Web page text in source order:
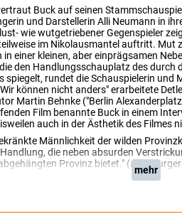
Buck auf seinen
und Darstellerin Alli Neumann in
wie wutgetriebener Gegenspieler
im Nikolausmantel auftritt. Mut
in einer kleinen, aber einprägsamen
den Handlungsschauplatz des
spiegelt, rundet die Schauspielerin und
können nicht anders" erarbeitete
Martin Behnke ("Berlin
Film benannte Buck in einem
auch in der Ästhetik des Filmes
Männlichkeit der wilden
die neben absurden
Provinz bietet."
mehr